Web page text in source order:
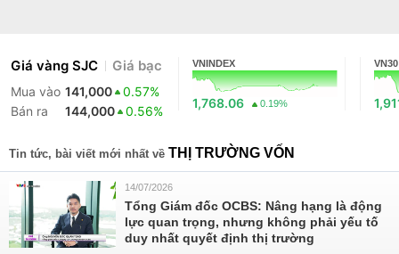
Giá vàng SJC Giá bạc
Mua vào 141,000
0.57%
Bán ra
144,000 0.56%
VNINDEX
1,768.06 0.19%
VN30
Tin tức, bài viết mới nhất về THỊ TRƯỜNG VỐN
14/07/2026
Tổng Giám đốc OCBS: Nâng hạng là động
lực quan trọng, nhưng không phải yếu tố
duy nhất quyết định thị trường